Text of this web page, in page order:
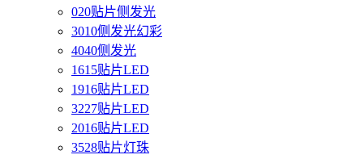
020贴片侧发光
3010侧发光幻彩
4040侧发光
1615贴片LED
1916贴片LED
3227贴片LED
2016贴片LED
3528贴片灯珠